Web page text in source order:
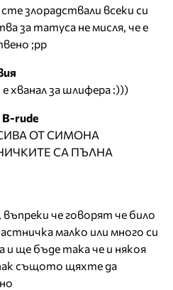
злорадствали всеки си
за татуса не мисля, че е
;рр
хванал за шлифера :)))
B-rude
ОТ СИМОНА
СА ПЪЛНА
въпреки че говорят че било
малко или много си
и ще бъде така че и някоя
същото щяхте да